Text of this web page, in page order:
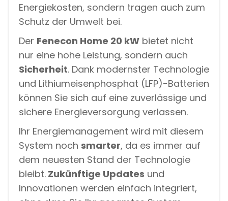
Energiekosten, sondern tragen auch zum
Schutz der Umwelt bei.
Der Fenecon Home 20 kW bietet nicht
nur eine hohe Leistung, sondern auch
Sicherheit. Dank modernster Technologie
und Lithiumeisenphosphat (LFP)-Batterien
können Sie sich auf eine zuverlässige und
sichere Energieversorgung verlassen.
Ihr Energiemanagement wird mit diesem
System noch smarter, da es immer auf
dem neuesten Stand der Technologie
bleibt. Zukünftige Updates und
Innovationen werden einfach integriert,